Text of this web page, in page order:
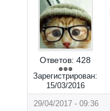
Ответов: 428
Зарегистрирован:
15/03/2016
29/04/2017 - 09:36